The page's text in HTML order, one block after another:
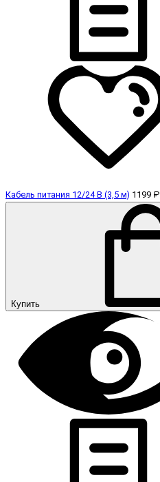
Кабель питания 12/24 В (3,5 м) 1199 ₽
Купить